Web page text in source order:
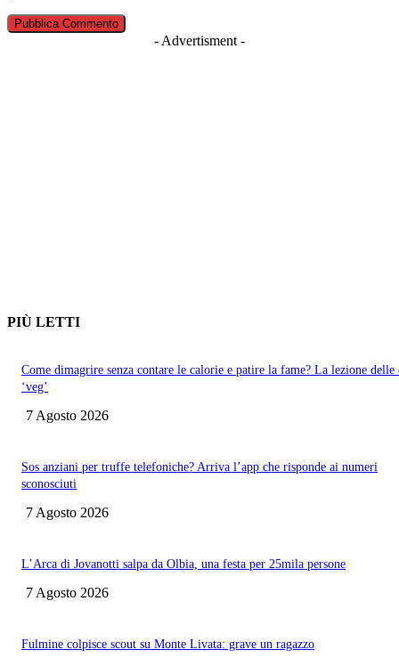
- Advertisment -
PIÙ LETTI
Come dimagrire senza contare le calorie e patire la fame? La lezione delle
‘veg’
7 Agosto 2026
Sos anziani per truffe telefoniche? Arriva l’app che risponde ai numeri
sconosciuti
7 Agosto 2026
L’Arca di Jovanotti salpa da Olbia, una festa per 25mila persone
7 Agosto 2026
Fulmine colpisce scout su Monte Livata: grave un ragazzo